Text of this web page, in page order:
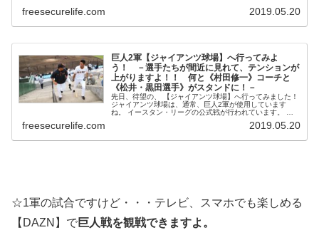
freesecurelife.com 2019.05.20
巨人2軍【ジャイアンツ球場】へ行ってみよ
う！ －選手たちが間近に見れて、テンションが
上がりますよ！！ 何と《村田修一》コーチと
《松井・黒田選手》がスタンドに！－
先日、待望の、 【ジャイアンツ球場】へ行ってみました！
ジャイアンツ球場は、通常、巨人2軍が使用しています
ね。 イースタン・リーグの公式戦が行われています。 本
freesecurelife.com 2019.05.20
☆1軍の試合ですけど・・・テレビ、スマホでも楽しめる
【DAZN】で巨人戦を観戦できますよ。